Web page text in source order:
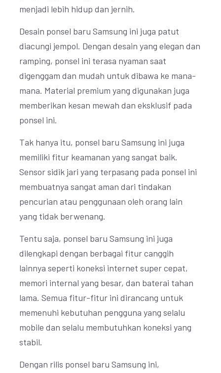
menjadi lebih hidup dan jernih.
Desain ponsel baru Samsung ini juga patut
diacungi jempol. Dengan desain yang elegan dan
ramping, ponsel ini terasa nyaman saat
digenggam dan mudah untuk dibawa ke mana-
mana. Material premium yang digunakan juga
memberikan kesan mewah dan eksklusif pada
ponsel ini.
Tak hanya itu, ponsel baru Samsung ini juga
memiliki fitur keamanan yang sangat baik.
Sensor sidik jari yang terpasang pada ponsel ini
membuatnya sangat aman dari tindakan
pencurian atau penggunaan oleh orang lain
yang tidak berwenang.
Tentu saja, ponsel baru Samsung ini juga
dilengkapi dengan berbagai fitur canggih
lainnya seperti koneksi internet super cepat,
memori internal yang besar, dan baterai tahan
lama. Semua fitur-fitur ini dirancang untuk
memenuhi kebutuhan pengguna yang selalu
mobile dan selalu membutuhkan koneksi yang
stabil.
Dengan rilis ponsel baru Samsung ini,